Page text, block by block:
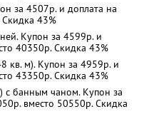
за 4507р. и доплата на
43%
Купон за 4599р. и
40350р. Скидка 43%
м). Купон за 4959р. и
43350р. Скидка 43%
банным чаном. Купон за
вместо 50550р. Скидка